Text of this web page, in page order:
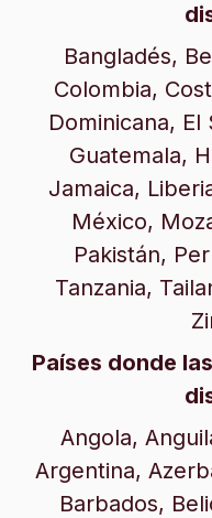
Bangladés,
Colombia,
Dominicana, El
Guatemala,
Jamaica,
México,
Pakistán,
Tanzania,
Países donde
Angola,
Argentina,
Barbados,